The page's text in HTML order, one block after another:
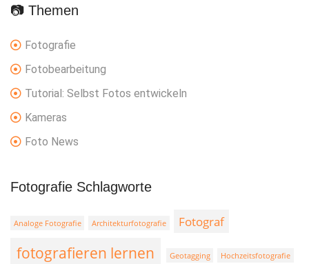
📷 Themen
Fotografie
Fotobearbeitung
Tutorial: Selbst Fotos entwickeln
Kameras
Foto News
Fotografie Schlagworte
Analoge Fotografie Architekturfotografie Fotograf
fotografieren lernen Geotagging Hochzeitsfotografie